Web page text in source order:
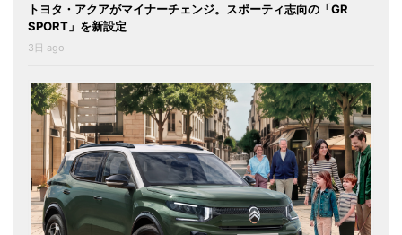
トヨタ・アクアがマイナーチェンジ。スポーティ志向の「GR
SPORT」を新設定
3日 ago